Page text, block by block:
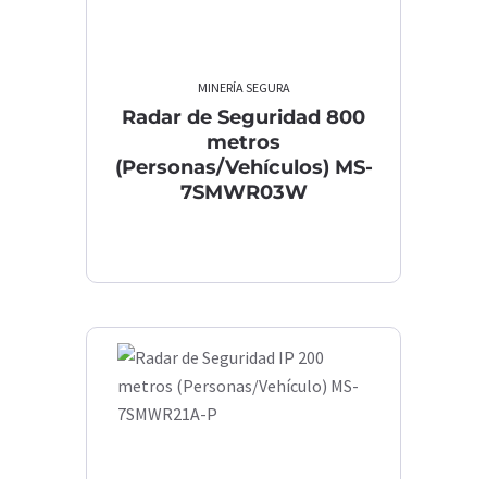
MINERÍA SEGURA
Radar de Seguridad 800
metros
(Personas/Vehículos) MS-
7SMWR03W